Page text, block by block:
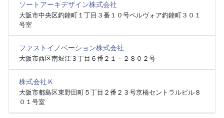
ソートアーキデザイン株式会社
大阪市中央区釣鐘町１丁目３番１０号ベルヴォア釣鐘町３０１
号室
ファストイノベーション株式会社
大阪市西区南堀江３丁目６番２１－２８０２号
株式会社Ｋ
大阪市都島区東野田町５丁目２番２３号京橋セントラルビル８
０１号室